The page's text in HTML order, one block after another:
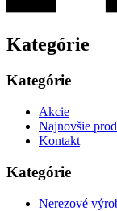
Kategórie
Kategórie
Akcie
Najnovšie
Kontakt
Kategórie
Nerezové